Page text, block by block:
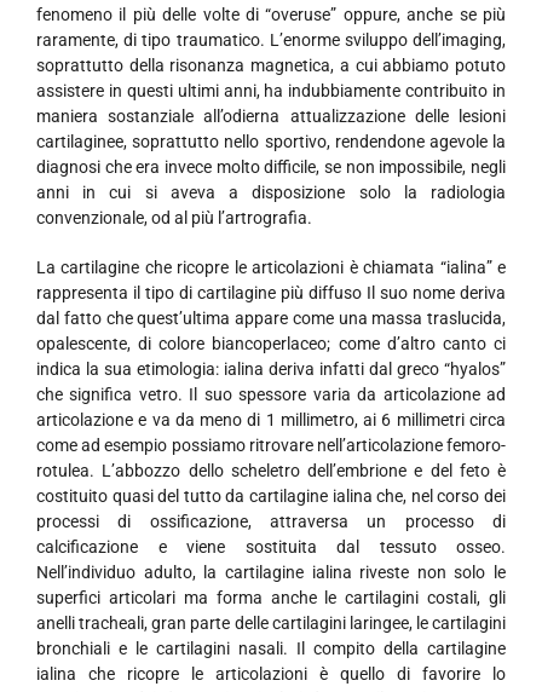
fenomeno il più delle volte di “overuse” oppure, anche se più
raramente, di tipo traumatico. L’enorme sviluppo dell’imaging,
soprattutto della risonanza magnetica, a cui abbiamo potuto
assistere in questi ultimi anni, ha indubbiamente contribuito in
maniera sostanziale all’odierna attualizzazione delle lesioni
cartilaginee, soprattutto nello sportivo, rendendone agevole la
diagnosi che era invece molto difficile, se non impossibile, negli
anni in cui si aveva a disposizione solo la radiologia
convenzionale, od al più l’artrografia.
La cartilagine che ricopre le articolazioni è chiamata “ialina” e
rappresenta il tipo di cartilagine più diffuso Il suo nome deriva
dal fatto che quest’ultima appare come una massa traslucida,
opalescente, di colore biancoperlaceo; come d’altro canto ci
indica la sua etimologia: ialina deriva infatti dal greco “hyalos”
che significa vetro. Il suo spessore varia da articolazione ad
articolazione e va da meno di 1 millimetro, ai 6 millimetri circa
come ad esempio possiamo ritrovare nell’articolazione femoro-
rotulea. L’abbozzo dello scheletro dell’embrione e del feto è
costituito quasi del tutto da cartilagine ialina che, nel corso dei
processi di ossificazione, attraversa un processo di
calcificazione e viene sostituita dal tessuto osseo.
Nell’individuo adulto, la cartilagine ialina riveste non solo le
superfici articolari ma forma anche le cartilagini costali, gli
anelli tracheali, gran parte delle cartilagini laringee, le cartilagini
bronchiali e le cartilagini nasali. Il compito della cartilagine
ialina che ricopre le articolazioni è quello di favorire lo